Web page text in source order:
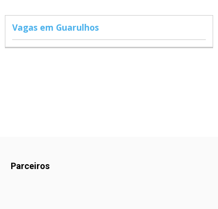
Vagas em Guarulhos
Parceiros